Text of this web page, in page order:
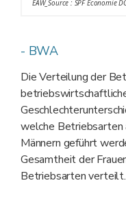
EAW_Source : SPF Économie
- BWA
Die Verteilung der
welche Betriebsarten
Männern geführt
Gesamtheit der
Betriebsarten verteilt.